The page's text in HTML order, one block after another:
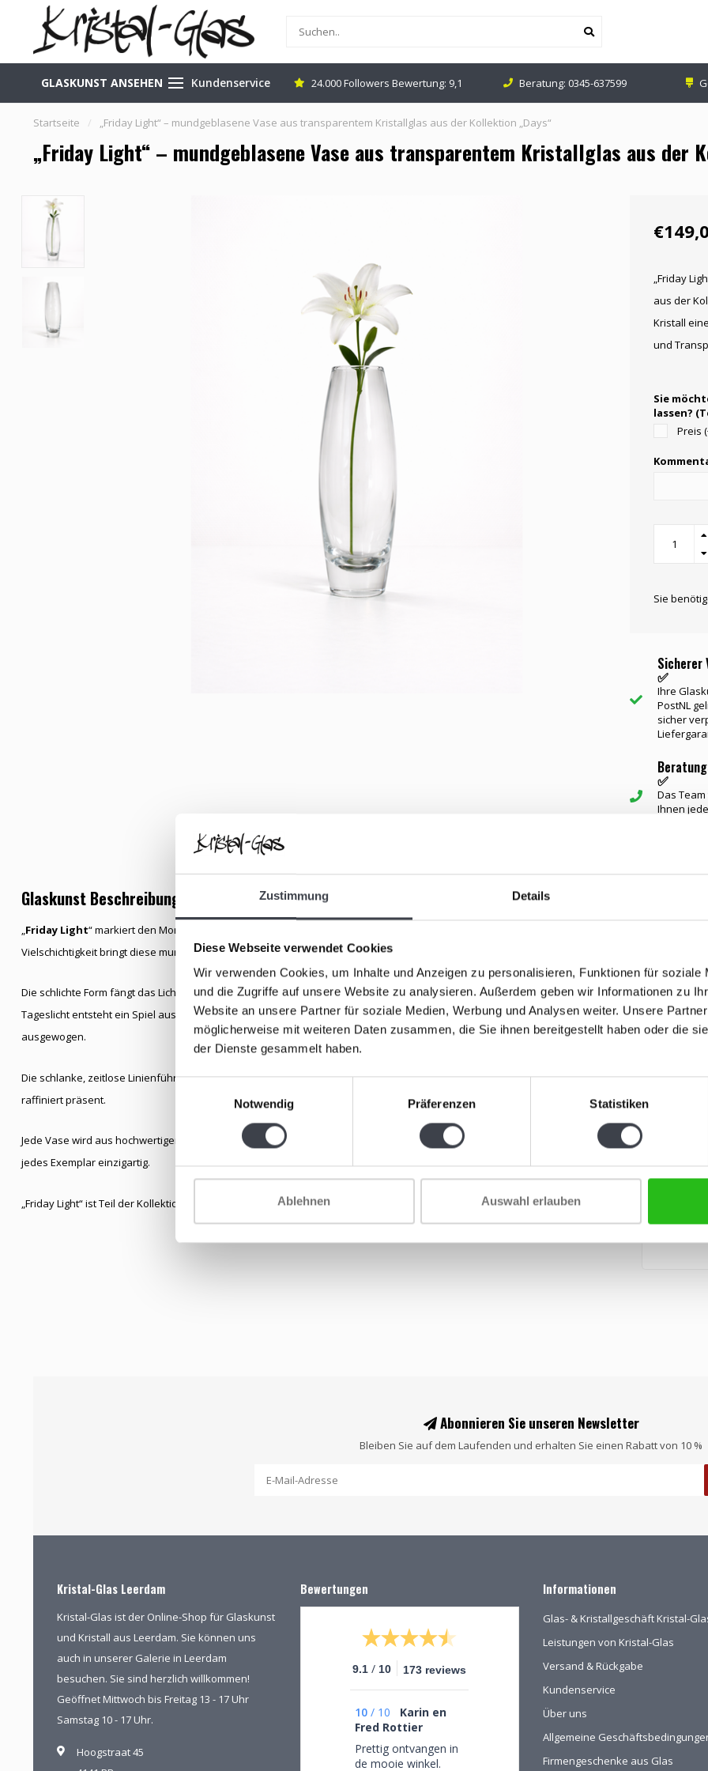
Zustimmung Details
Diese Webseite verwendet Cookies
Wir verwenden Cookies, um Inhalte und Anzeigen zu personalisieren, Funktionen für soziale
und die Zugriffe auf unsere Website zu analysieren. Außerdem geben wir Informationen zu
Website an unsere Partner für soziale Medien, Werbung und Analysen weiter. Unsere
möglicherweise mit weiteren Daten zusammen, die Sie ihnen bereitgestellt haben oder die
der Dienste gesammelt haben.
Notwendig
Präferenzen Statistiken
Ablehnen Auswahl erlauben
GLASKUNST ANSEHEN Kundenservice
Leerdam (NL) Versand kostenlos & sicher 24.000 Followers Bewertung: 9,1 Beratung: 0345-637599
Startseite / „Friday Light“ – mundgeblasene Vase aus transparentem Kristallglas aus der Kollektion „Days“
„Friday Light“ – mundgeblasene Vase aus transparentem Kristallglas aus der
„Friday
aus der
Kristall
und
Sie
lassen?
Preis
Sie
Sicherer
✅
Ihre
PostNL
sicher
✅
Das
Ihnen
Glaskunst Beschreibung
„Friday Light“ markiert den Moment, in dem sich die Woche in Raum und Klarheit öffnet. Nach Tagen voller Farben und
Vielschichtigkeit bringt diese mundgeblasene Kristallvase Ruhe und Transparenz.
Die schlichte Form fängt das Licht auf subtile Weise ein und lässt jede Reflexion sanft durch das Glas wandern. Je nach
Tageslicht entsteht ein Spiel aus Schatten und Glanz, wodurch die Vase jedes Mal anders wirkt – leicht, offen und
ausgewogen.
Die schlanke, zeitlose Linienführung verleiht dem Design eine ruhige Präsenz in jeder Einrichtung. Unaufdringlich,
raffiniert präsent.
Jede Vase wird aus hochwertigem Kristallglas mundgeblasen. Kleine Abweichungen in Nuance und Reflexion machen
jedes Exemplar einzigartig.
„Friday Light“ ist Teil der Kollektion „ Days – eine Woche in Glas“ und wird in einer Präsentationsbox aus Holz geliefert.
Ähnliche
„Monday
tiefem
Abonnieren Sie unseren Newsletter
Bleiben Sie auf dem Laufenden und erhalten Sie einen Rabatt von 10 %
Kristal-Glas Leerdam
Kristal-Glas ist der Online-Shop für Glaskunst
und Kristall aus Leerdam. Sie können uns
auch in unserer Galerie in Leerdam
besuchen. Sie sind herzlich willkommen!
Geöffnet Mittwoch bis Freitag 13 - 17 Uhr
Samstag 10 - 17 Uhr.
Hoogstraat 45
Bewertungen
9.1 / 10 173 reviews
10 / 10
Karin en
Fred Rottier
Prettig ontvangen in
de mooie winkel.
Informationen
Glas- & Kristallgeschäft Kristal-
Leistungen von Kristal-Glas
Versand & Rückgabe
Kundenservice
Über uns
Allgemeine
Firmengeschenke aus Glas